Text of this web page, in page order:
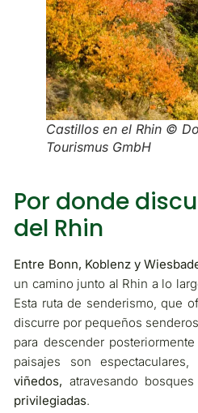
Castillos en el Rhin ©
Tourismus GmbH
Por donde
del Rhin
Entre Bonn, Koblenz y
un camino junto al Rhin a lo
Esta ruta de senderismo, que
discurre por pequeños
para descender
paisajes son espectaculares,
viñedos, atravesando
privilegiadas.